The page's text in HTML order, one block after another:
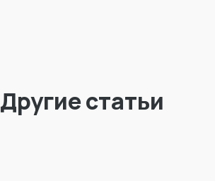
Другие статьи